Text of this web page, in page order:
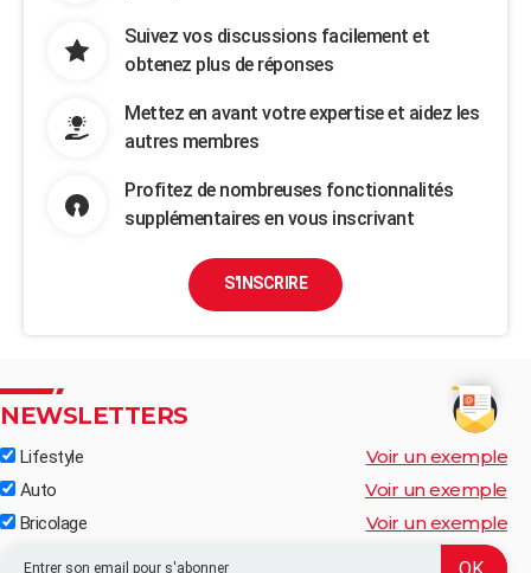
Suivez vos discussions facilement et
obtenez plus de réponses
Mettez en avant votre expertise et aidez les
autres membres
Profitez de nombreuses fonctionnalités
supplémentaires en vous inscrivant
S'INSCRIRE
NEWSLETTERS
Lifestyle Voir un exemple
Auto Voir un exemple
Bricolage Voir un exemple